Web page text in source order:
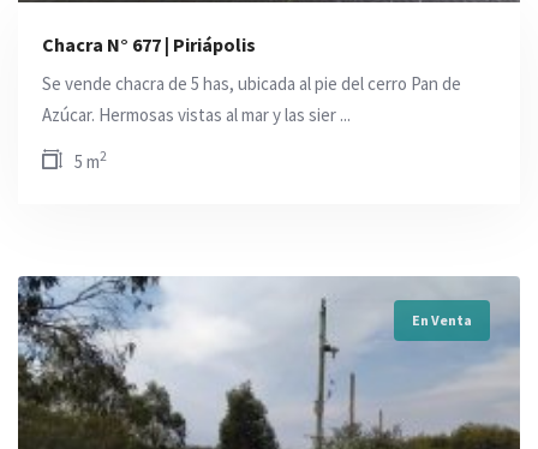
Chacra N° 677 | Piriápolis
Se vende chacra de 5 has, ubicada al pie del cerro Pan de
Azúcar. Hermosas vistas al mar y las sier ...
5 m2
En Venta